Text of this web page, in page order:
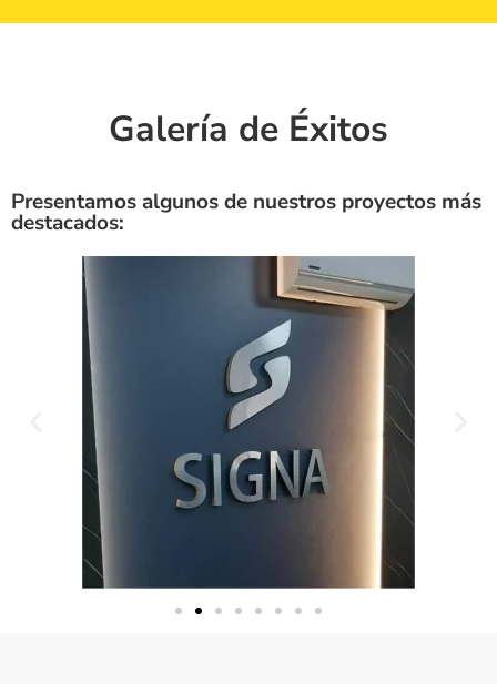
Galería de Éxitos
Presentamos algunos de nuestros proyectos más
destacados: